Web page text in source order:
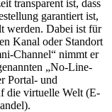
transparent ist, dass
garantiert ist,
werden. Dabei ist für
Kanal oder Standort
Channel“ nimmt er
„No-Line-
Portal- und
die virtuelle Welt (E-